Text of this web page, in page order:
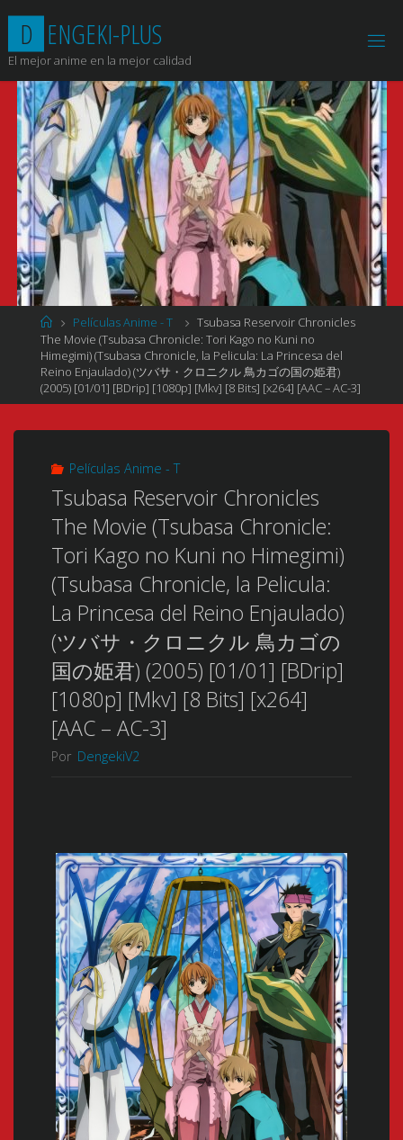
contenido
D ENGEKI-PLUS
El mejor anime en la mejor calidad
Página
de
Inicio
Películas Anime - T
Tsubasa Reservoir Chronicles
The Movie (Tsubasa Chronicle: Tori Kago no Kuni no
Himegimi) (Tsubasa Chronicle, la Pelicula: La Princesa del
Reino Enjaulado) (ツバサ・クロニクル 鳥カゴの国の姫君)
(2005) [01/01] [BDrip] [1080p] [Mkv] [8 Bits] [x264] [AAC – AC-3]
Películas Anime - T
Tsubasa Reservoir Chronicles
The Movie (Tsubasa Chronicle:
Tori Kago no Kuni no Himegimi)
(Tsubasa Chronicle, la Pelicula:
La Princesa del Reino Enjaulado)
(ツバサ・クロニクル 鳥カゴの
国の姫君) (2005) [01/01] [BDrip]
[1080p] [Mkv] [8 Bits] [x264]
[AAC – AC-3]
Por DengekiV2